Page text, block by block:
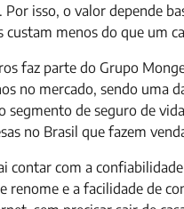
Por isso, o valor depende
custam menos do que um
faz parte do Grupo
no mercado, sendo uma
segmento de seguro de
no Brasil que fazem
contar com a
renome e a facilidade de